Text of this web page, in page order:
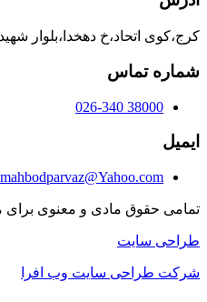
کرج،کوی اتحاد،خ دهخدا،بلوار شهید
شماره تماس
38000 026-340
ایمیل
تمامی حقوق مادی و معنوی برای
طراحی سایت
شرکت طراحی سایت وب افرا